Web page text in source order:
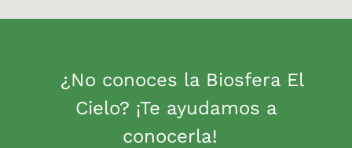
¿No conoces la Biosfera El
Cielo? ¡Te ayudamos a
conocerla!